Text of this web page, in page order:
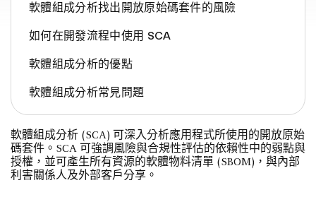
軟體組成分析找出開放原始碼套件的風險
如何在開發流程中使用 SCA
軟體組成分析的優點
軟體組成分析常見問題
軟體組成分析 (SCA) 可深入分析應用程式所使用的開放原始
碼套件。SCA 可強調風險與合規性評估的依賴性中的弱點與
授權，並可產生所有資源的軟體物料清單 (SBOM)，與內部
利害關係人及外部客戶分享。